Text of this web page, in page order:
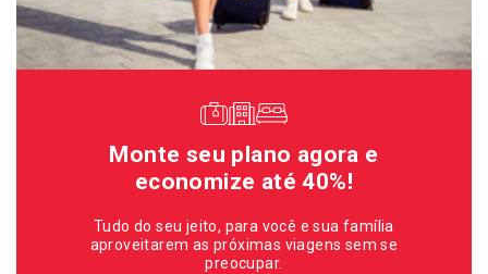
Monte seu plano agora e
economize até 40%!
Tudo do seu jeito, para você e sua família
aproveitarem as próximas viagens sem se
preocupar.